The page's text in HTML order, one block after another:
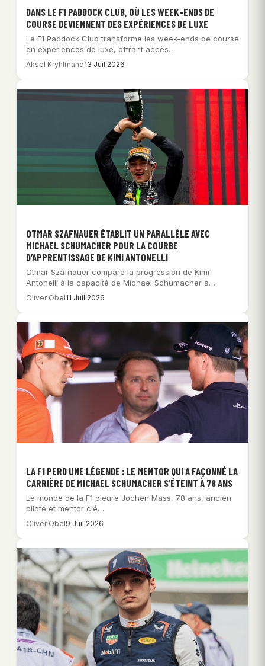
DANS LE F1 PADDOCK CLUB, OÙ LES WEEK-ENDS DE
COURSE DEVIENNENT DES EXPÉRIENCES DE LUXE
Le F1 Paddock Club transforme les week-ends de course
en expériences de luxe, offrant accès…
Aksel Kryhlmand13 Juil 2026
OTMAR SZAFNAUER ÉTABLIT UN PARALLÈLE AVEC
MICHAEL SCHUMACHER POUR LA COURBE
D’APPRENTISSAGE DE KIMI ANTONELLI
Otmar Szafnauer compare la progression de Kimi
Antonelli à la capacité de Michael Schumacher à…
Oliver Obel11 Juil 2026
LA F1 PERD UNE LÉGENDE : LE MENTOR QUI A FAÇONNÉ LA
CARRIÈRE DE MICHAEL SCHUMACHER S’ÉTEINT À 78 ANS
Le monde de la F1 pleure Jochen Mass, 78 ans, ancien
pilote et mentor clé…
Oliver Obel9 Juil 2026